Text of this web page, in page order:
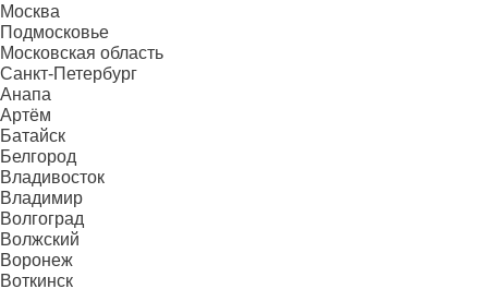
Москва
Подмосковье
Московская область
Санкт-Петербург
Анапа
Артём
Батайск
Белгород
Владивосток
Владимир
Волгоград
Волжский
Воронеж
Воткинск